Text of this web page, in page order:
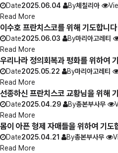
Date2025.06.04 By체칠리아
Read More
이수호 프란치스코를 위해 기도합니다
Date2025.06.03 By마리아고레티
Read More
우리나라 정의회복과 평화를 위하여
Date2025.05.22 By마리아고레티
Read More
선종하신 프란치스코 교황님을 위해
Date2025.04.29 By총본부사무
Read More
몸이 아픈 형제 자매들을 위하여 기도
Date2025.04.21 By총본부사무
Read More